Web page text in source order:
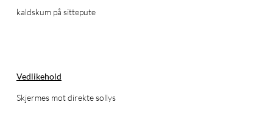
kaldskum på sittepute
Vedlikehold
Skjermes mot direkte sollys